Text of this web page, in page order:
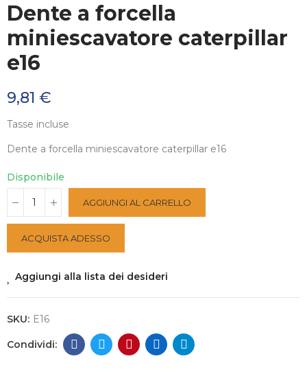
Dente a forcella
miniescavatore caterpillar
e16
9,81 €
Tasse incluse
Dente a forcella miniescavatore caterpillar e16
Disponibile
AGGIUNGI AL CARRELLO
ACQUISTA ADESSO
Aggiungi alla lista dei desideri
SKU: E16